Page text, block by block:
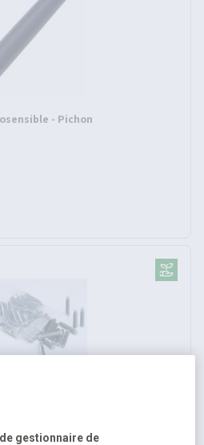
- Pichon
gestionnaire de